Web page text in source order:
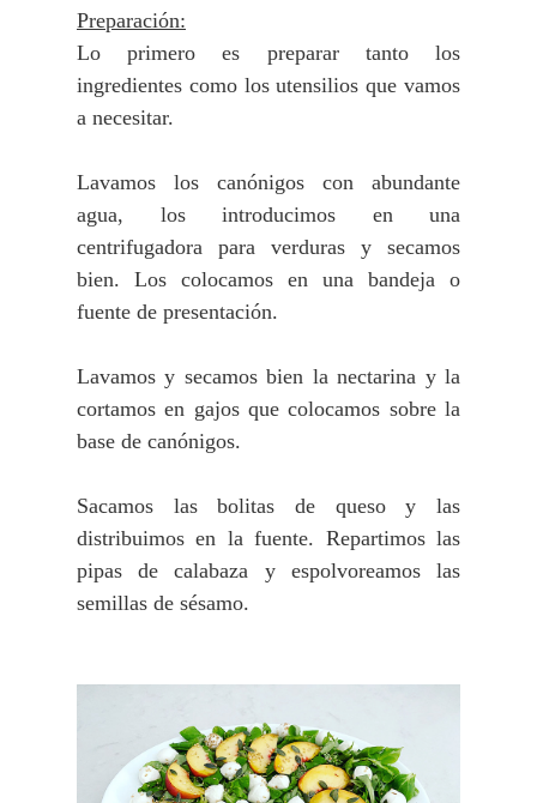
Preparación:
Lo primero es preparar tanto los
ingredientes como los utensilios que vamos
a necesitar.
Lavamos los canónigos con abundante
agua, los introducimos en una
centrifugadora para verduras y secamos
bien. Los colocamos en una bandeja o
fuente de presentación.
Lavamos y secamos bien la nectarina y la
cortamos en gajos que colocamos sobre la
base de canónigos.
Sacamos las bolitas de queso y las
distribuimos en la fuente. Repartimos las
pipas de calabaza y espolvoreamos las
semillas de sésamo.